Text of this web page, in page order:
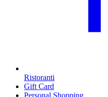
Ristoranti
Gift Card